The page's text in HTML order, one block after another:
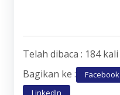
Telah dibaca : 184 kali
Bagikan ke :
Facebook
LinkedIn